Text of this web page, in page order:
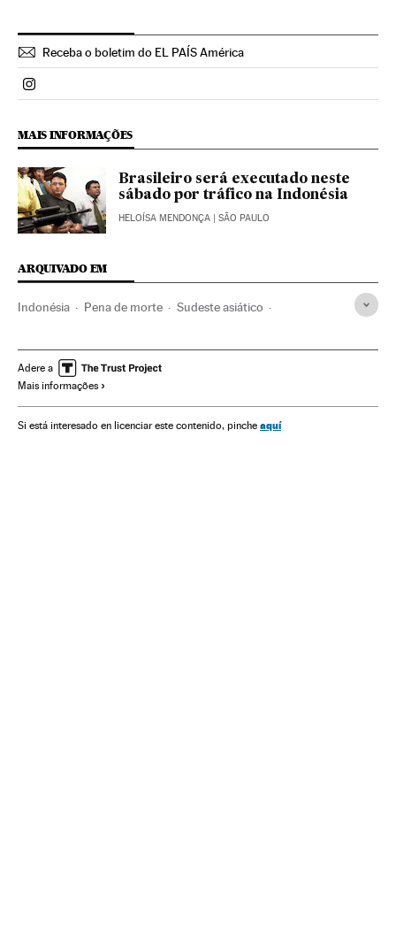
Receba o boletim do EL PAÍS América
Politica El País Brasil en Instagram
MAIS INFORMAÇÕES
Brasileiro será executado neste
sábado por tráfico na Indonésia
HELOÍSA MENDONÇA | SÃO PAULO
ARQUIVADO EM
Indonésia Pena de morte Sudeste asiático
América do Sul América Latina
Julgamentos
Adere a
Mais informações
Si está interesado en licenciar este contenido, pinche aquí